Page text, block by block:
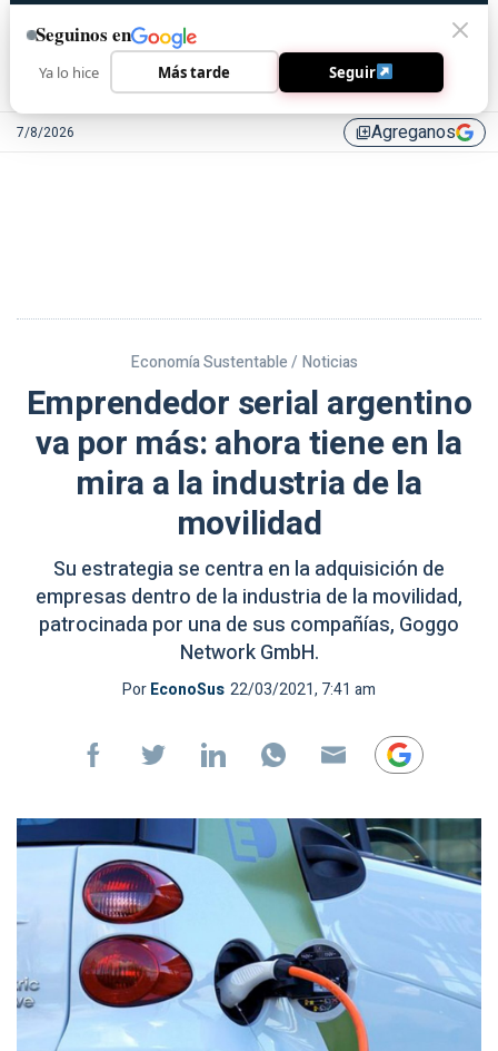
7/8/2026 library_addAgreganos
Economía Sustentable / Noticias
Emprendedor serial argentino
va por más: ahora tiene en la
mira a la industria de la
movilidad
Su estrategia se centra en la adquisición de
empresas dentro de la industria de la movilidad,
patrocinada por una de sus compañías, Goggo
Network GmbH.
PorEconoSus 22/03/2021, 7:41 am
Seguinos en
Ya lo hice Más tarde Seguir